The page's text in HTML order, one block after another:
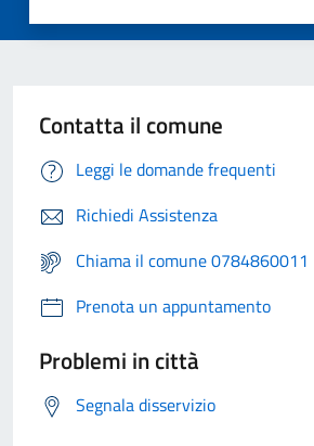
Contatta il comune
Leggi le domande frequenti
Richiedi Assistenza
Chiama il comune 0784860011
Prenota un appuntamento
Problemi in città
Segnala disservizio